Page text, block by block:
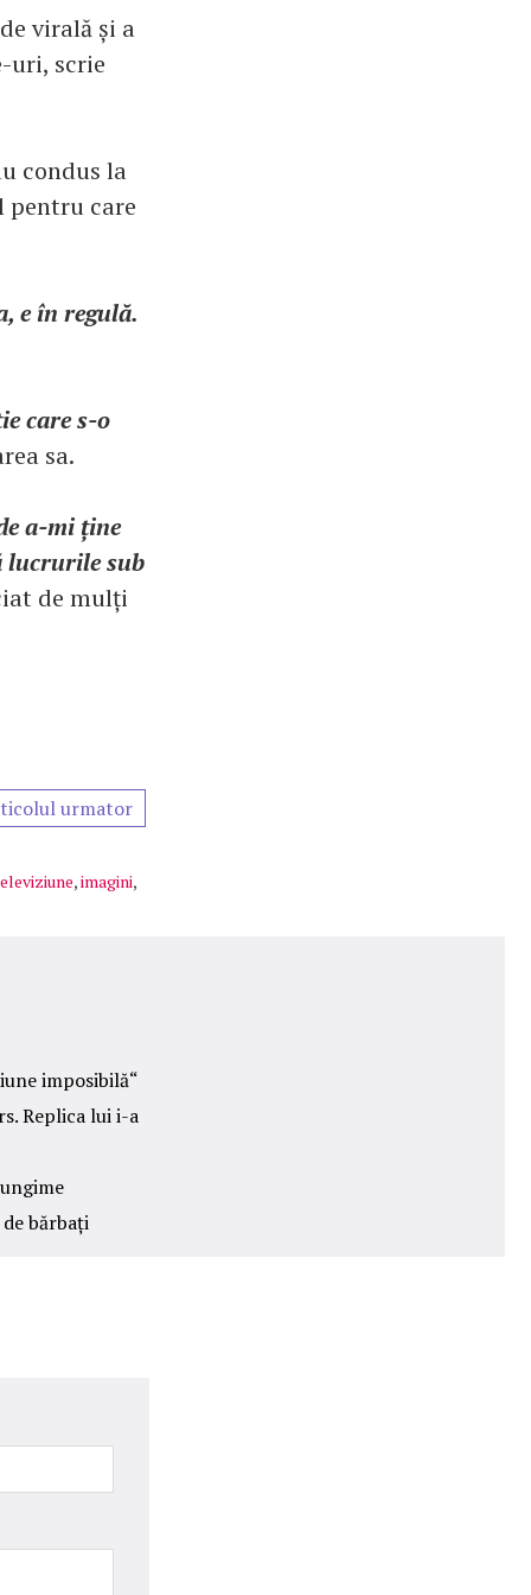
virală și a
uri, scrie
condus la
pentru care
e în regulă.
care s-o
sa.
a-mi ține
lucrurile sub
de mulți
urmator
,imagini,
imposibilă“
Replica lui i-a
bărbați